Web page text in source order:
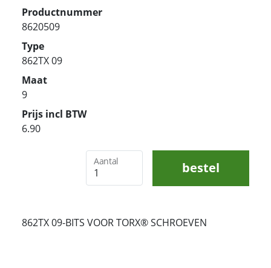
Productnummer
8620509
Type
862TX 09
Maat
9
Prijs incl BTW
6.90
Aantal bestel
862TX 09-BITS VOOR TORX® SCHROEVEN